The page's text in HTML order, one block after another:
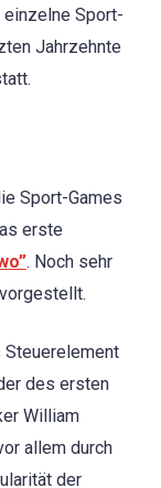
einzelne Sport-
Jahrzehnte
Sport-Games
erste
. Noch sehr
des ersten
William
allem durch
der